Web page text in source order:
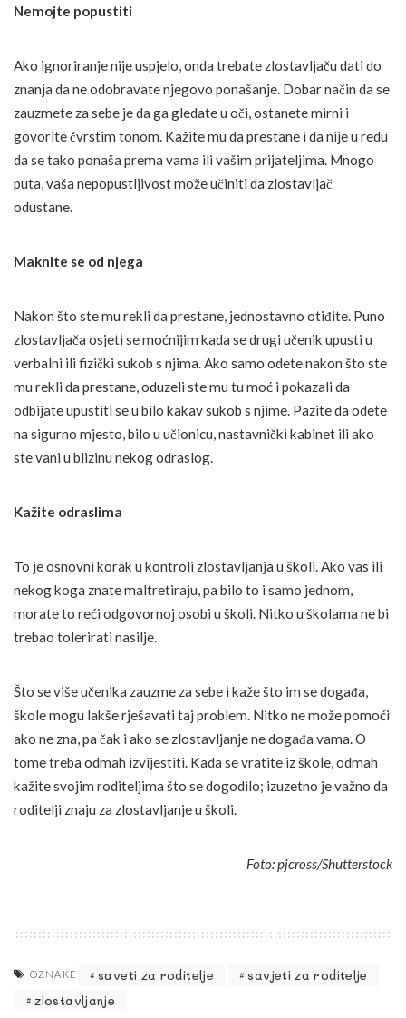
Nemojte popustiti
Ako ignoriranje nije uspjelo, onda trebate zlostavljaču dati do
znanja da ne odobravate njegovo ponašanje. Dobar način da se
zauzmete za sebe je da ga gledate u oči, ostanete mirni i
govorite čvrstim tonom. Kažite mu da prestane i da nije u redu
da se tako ponaša prema vama ili vašim prijateljima. Mnogo
puta, vaša nepopustljivost može učiniti da zlostavljač
odustane.
Maknite se od njega
Nakon što ste mu rekli da prestane, jednostavno otiđite. Puno
zlostavljača osjeti se moćnijim kada se drugi učenik upusti u
verbalni ili fizički sukob s njima. Ako samo odete nakon što ste
mu rekli da prestane, oduzeli ste mu tu moć i pokazali da
odbijate upustiti se u bilo kakav sukob s njime. Pazite da odete
na sigurno mjesto, bilo u učionicu, nastavnički kabinet ili ako
ste vani u blizinu nekog odraslog.
Kažite odraslima
To je osnovni korak u kontroli zlostavljanja u školi. Ako vas ili
nekog koga znate maltretiraju, pa bilo to i samo jednom,
morate to reći odgovornoj osobi u školi. Nitko u školama ne bi
trebao tolerirati nasilje.
Što se više učenika zauzme za sebe i kaže što im se događa,
škole mogu lakše rješavati taj problem. Nitko ne može pomoći
ako ne zna, pa čak i ako se zlostavljanje ne događa vama. O
tome treba odmah izvijestiti. Kada se vratite iz škole, odmah
kažite svojim roditeljima što se dogodilo; izuzetno je važno da
roditelji znaju za zlostavljanje u školi.
Foto: pjcross/Shutterstock
OZNAKE saveti za roditelje
savjeti za roditelje
zlostavljanje